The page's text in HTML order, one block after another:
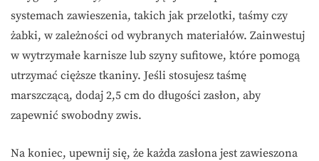
systemach zawieszenia, takich jak przelotki, taśmy czy
żabki, w zależności od wybranych materiałów. Zainwestuj
w wytrzymałe karnisze lub szyny sufitowe, które pomogą
utrzymać cięższe tkaniny. Jeśli stosujesz taśmę
marszczącą, dodaj 2,5 cm do długości zasłon, aby
zapewnić swobodny zwis.
Na koniec, upewnij się, że każda zasłona jest zawieszona